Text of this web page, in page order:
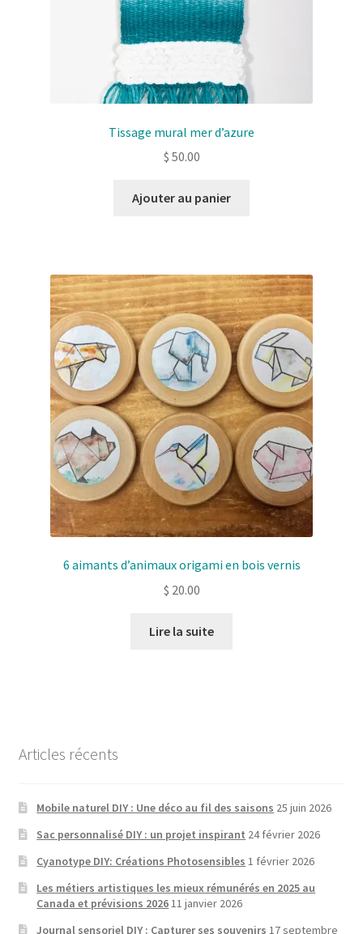
Tissage mural mer d’azure
$ 50.00
Ajouter au panier
6 aimants d’animaux origami en bois vernis
$ 20.00
Lire la suite
Articles récents
Mobile naturel DIY : Une déco au fil des saisons 25 juin 2026
Sac personnalisé DIY : un projet inspirant 24 février 2026
Cyanotype DIY: Créations Photosensibles 1 février 2026
Les métiers artistiques les mieux rémunérés en 2025 au
Canada et prévisions 202611 janvier 2026
Journal sensoriel DIY : Capturer ses souvenirs 17 septembre